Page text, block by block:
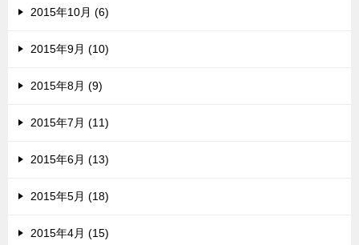
2015年10月 (6)
2015年9月 (10)
2015年8月 (9)
2015年7月 (11)
2015年6月 (13)
2015年5月 (18)
2015年4月 (15)